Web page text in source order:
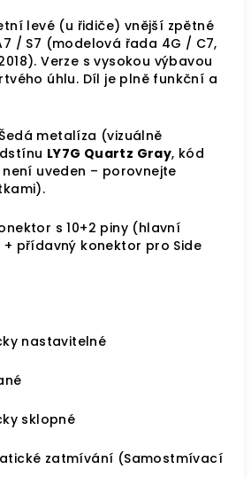
levé (u řidiče) vnější zpětné
/ S7 (modelová řada 4G / C7,
Verze s vysokou výbavou
úhlu. Díl je plně funkční a
Šedá metalíza (vizuálně
LY7G Quartz Gray, kód
uveden – porovnejte
s 10+2 piny (hlavní
+ přídavný konektor pro Side
nastavitelné
sklopné
zatmívání (Samostmívací